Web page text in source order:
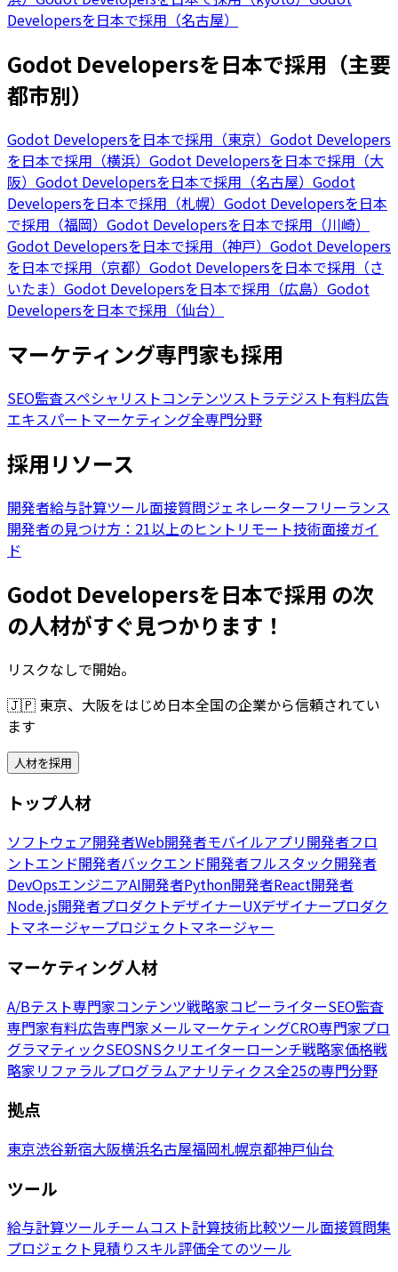
Developersを日本で採用（名古屋）
Godot Developersを日本で採用（主要
都市別）
Godot Developersを日本で採用（東京） Godot Developers
を日本で採用（横浜） Godot Developersを日本で採用（大
阪） Godot Developersを日本で採用（名古屋） Godot
Developersを日本で採用（札幌） Godot Developersを日本
で採用（福岡） Godot Developersを日本で採用（川崎）
Godot Developersを日本で採用（神戸） Godot Developers
を日本で採用（京都） Godot Developersを日本で採用（さ
いたま） Godot Developersを日本で採用（広島） Godot
Developersを日本で採用（仙台）
マーケティング専門家も採用
SEO監査スペシャリストコンテンツストラテジスト有料広告
エキスパートマーケティング全専門分野
採用リソース
開発者給与計算ツール面接質問ジェネレーターフリーランス
開発者の見つけ方：21以上のヒント リモート技術面接ガイ
ド
Godot Developersを日本で採用 の次
の人材がすぐ見つかります！
リスクなしで開始。
🇯🇵 東京、大阪をはじめ日本全国の企業から信頼されてい
ます
人材を採用
トップ人材
ソフトウェア開発者Web開発者モバイルアプリ開発者フロ
ントエンド開発者バックエンド開発者フルスタック開発者
DevOpsエンジニアAI開発者Python開発者React開発者
Node.js開発者プロダクトデザイナーUXデザイナープロダク
トマネージャープロジェクトマネージャー
マーケティング人材
A/Bテスト専門家コンテンツ戦略家コピーライターSEO監査
専門家有料広告専門家メールマーケティングCRO専門家プロ
グラマティックSEOSNSクリエイターローンチ戦略家価格戦
略家リファラルプログラムアナリティクス全25の専門分野
拠点
東京渋谷新宿大阪横浜名古屋福岡札幌京都神戸仙台
ツール
給与計算ツールチームコスト計算技術比較ツール面接質問集
プロジェクト見積りスキル評価全てのツール